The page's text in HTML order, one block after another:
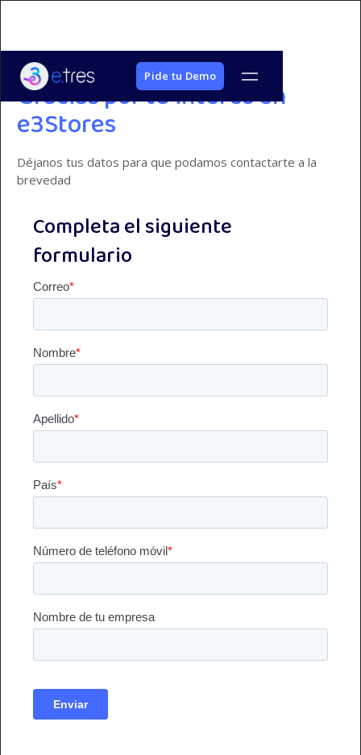
Pide tu Demo
Gracias por tu interés en
e3Stores
Déjanos tus datos para que podamos contactarte a la
brevedad
Completa el siguiente
formulario